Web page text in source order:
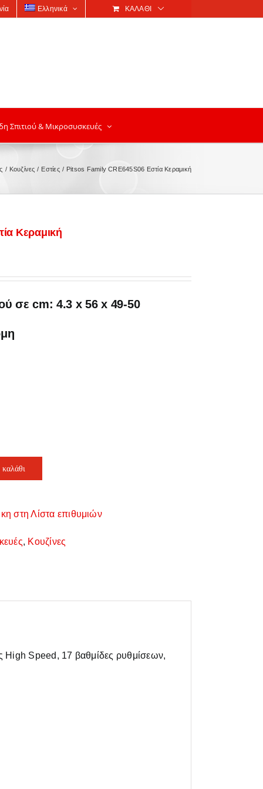
Ελληνικά ΚΑΛΆΘΙ
Σπιτιού & Μικροσυσκευές
Κουζίνες Εστίες Pitsos Family CRE645S06 Εστία Κεραμική
Κεραμική
σε cm: 4.3 x 56 x 49-50
στη Λίστα επιθυμιών
, Κουζίνες
High Speed, 17 βαθμίδες ρυθμίσεων,